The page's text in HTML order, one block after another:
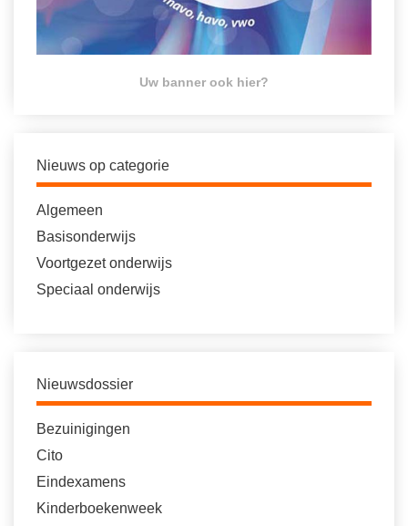
Uw banner ook hier?
Nieuws op categorie
Algemeen
Basisonderwijs
Voortgezet onderwijs
Speciaal onderwijs
Nieuwsdossier
Bezuinigingen
Cito
Eindexamens
Kinderboekenweek